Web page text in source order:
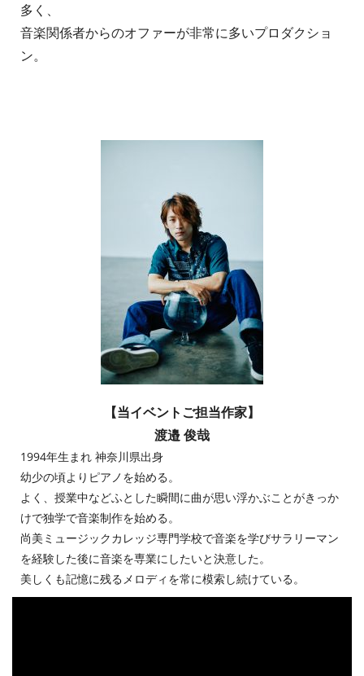
多く、
音楽関係者からのオファーが非常に多いプロダクショ
ン。
【当イベントご担当作家】
渡邉 俊哉
1994年生まれ 神奈川県出身
幼少の頃よりピアノを始める。
よく、授業中などふとした瞬間に曲が思い浮かぶことがきっか
けで独学で音楽制作を始める。
尚美ミュージックカレッジ専門学校で音楽を学びサラリーマン
を経験した後に音楽を専業にしたいと決意した。
美しくも記憶に残るメロディを常に模索し続けている。